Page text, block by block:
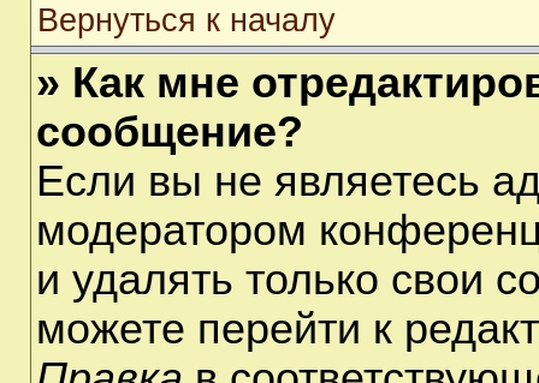
Вернуться к началу
» Как мне
сообщение?
Если вы не являетесь
модератором
и удалять только свои
можете перейти к